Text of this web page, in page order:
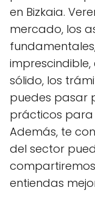
en Bizkaia.
mercado, los
sólido, los
puedes pasar
prácticos para
Además, te
del sector
entiendas